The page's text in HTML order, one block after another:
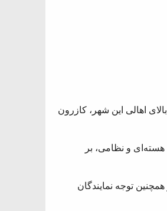
اهالی این شهر، کازرون
و نظامی، بر
توجه نمایندگان